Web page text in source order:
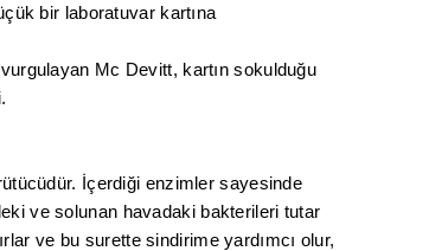
bir laboratuvar kartına
Mc Devitt, kartın sokulduğu
İçerdiği enzimler sayesinde
ve solunan havadaki bakterileri tutar
ve bu surette sindirime yardımcı olur,